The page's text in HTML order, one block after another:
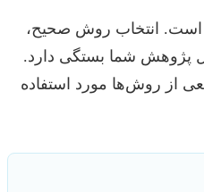
است. انتخاب روش صحیح،
پژوهش شما بستگی دارد.
از روش‌ها مورد استفاده